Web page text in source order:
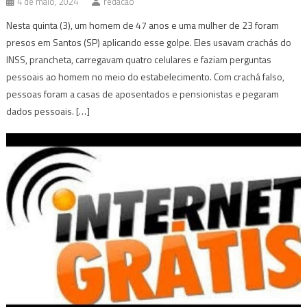
Nesta quinta (3), um homem de 47 anos e uma mulher de 23 foram
presos em Santos (SP) aplicando esse golpe. Eles usavam crachás do
INSS, prancheta, carregavam quatro celulares e faziam perguntas
pessoais ao homem no meio do estabelecimento. Com crachá falso,
pessoas foram a casas de aposentados e pensionistas e pegaram
dados pessoais. […]